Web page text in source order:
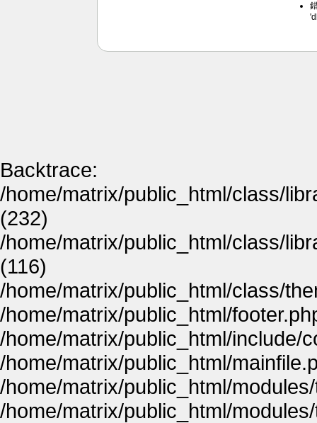
Backtrace:
/home/matrix/public_html/class/
(232)
/home/matrix/public_html/class/
(116)
/home/matrix/public_html/class/
/home/matrix/public_html/
/home/matrix/public_html/include/
/home/matrix/public_html/
/home/matrix/public_html/
/home/matrix/public_html/